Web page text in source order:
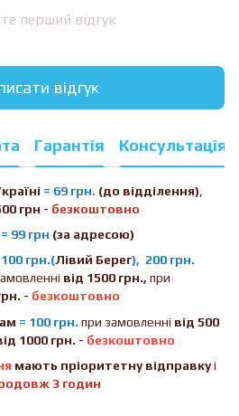
перший відгук
відгук
Гарантія Консультація
= 69 грн. (до відділення)
грн - безкоштовно
= 99 грн (за адресою)
100 грн.(Лівий Берег), 200 грн.
від 1500 грн., при
- безкоштовно
= 100 грн. при замовленні від 500
1000 грн. - безкоштовно
мають пріоритетну відправкуі
3 годин